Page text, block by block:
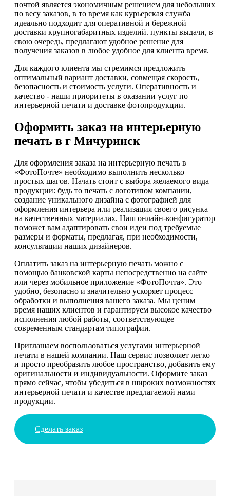
почтой является экономичным решением для небольших
по весу заказов, в то время как курьерская служба
идеально подходит для оперативной и бережной
доставки крупногабаритных изделий. пункты выдачи, в
свою очередь, предлагают удобное решение для
получения заказов в любое удобное для клиента время.
Для каждого клиента мы стремимся предложить
оптимальный вариант доставки, совмещая скорость,
безопасность и стоимость услуги. Оперативность и
качество - наши приоритеты в оказании услуг по
интерьерной печати и доставке фотопродукции.
Оформить заказ на интерьерную
печать в г Мичуринск
Для оформления заказа на интерьерную печать в
«ФотоПочте» необходимо выполнить несколько
простых шагов. Начать стоит с выбора желаемого вида
продукции: будь то печать с логотипом компании,
создание уникального дизайна с фотографией для
оформления интерьера или реализация своего рисунка
на качественных материалах. Наш онлайн-конфигуратор
поможет вам адаптировать свои идеи под требуемые
размеры и форматы, предлагая, при необходимости,
консультации наших дизайнеров.
Оплатить заказ на интерьерную печать можно с
помощью банковской карты непосредственно на сайте
или через мобильное приложение «ФотоПочта». Это
удобно, безопасно и значительно ускоряет процесс
обработки и выполнения вашего заказа. Мы ценим
время наших клиентов и гарантируем высокое качество
исполнения любой работы, соответствующее
современным стандартам типографии.
Приглашаем воспользоваться услугами интерьерной
печати в нашей компании. Наш сервис позволяет легко
и просто преобразить любое пространство, добавить ему
оригинальности и индивидуальности. Оформите заказ
прямо сейчас, чтобы убедиться в широких возможностях
интерьерной печати и качестве предлагаемой нами
продукции.
Сделать заказ